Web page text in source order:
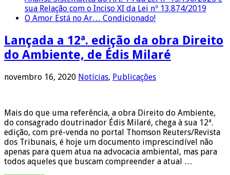
sua Relação com o Inciso XI da Lei nº 13.874/2019
O Amor Está no Ar… Condicionado!
Lançada a 12ª. edição da obra Direito
do Ambiente, de Édis Milaré
novembro 16, 2020 Notícias, Publicações
Mais do que uma referência, a obra Direito do Ambiente,
do consagrado doutrinador Édis Milaré, chega à sua 12ª.
edição, com pré-venda no portal Thomson Reuters/Revista
dos Tribunais, é hoje um documento imprescindível não
apenas para quem atua na advocacia ambiental, mas para
todos aqueles que buscam compreender a atual …